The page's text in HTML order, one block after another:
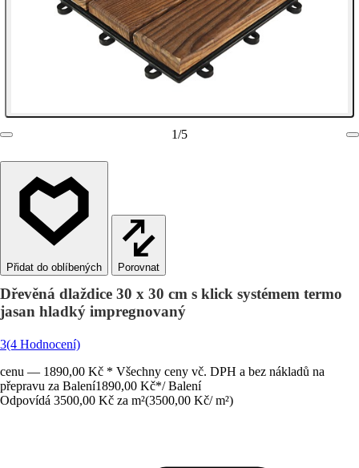
1/5
Porovnat
Dřevěná dlaždice 30 x 30 cm s klick systémem termo
jasan hladký impregnovaný
3(4 Hodnocení)
cenu — 1890,00 Kč * Všechny ceny vč. DPH a bez nákladů na
přepravu za Balení1890,00 Kč*/ Balení
Odpovídá 3500,00 Kč za m²(3500,00 Kč/ m²)